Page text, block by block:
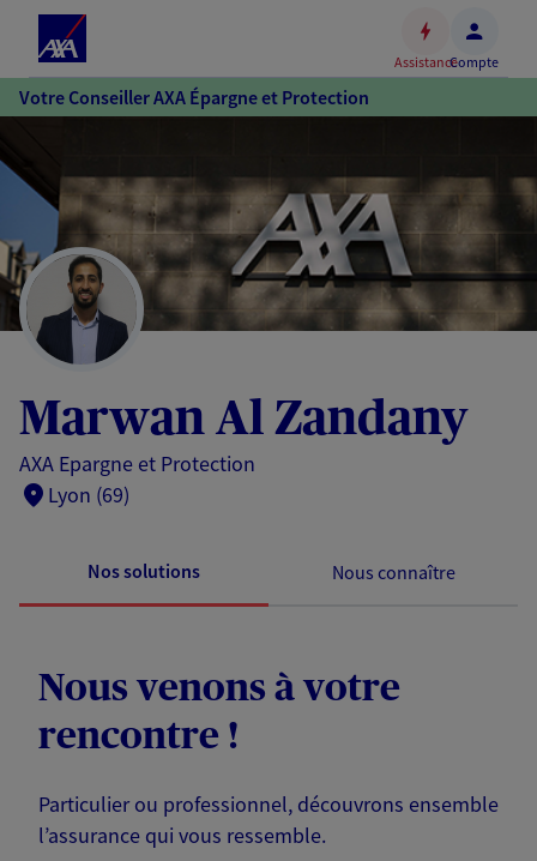
Accéder
au
Accéder
au
pied
de
page
AssistanceCompte
Votre Conseiller AXA Épargne et Protection
Marwan Al Zandany
AXA Epargne et Protection
Lyon (69)
Nos solutions Nous connaître
Nous venons à votre
rencontre !
Particulier ou professionnel, découvrons ensemble
l’assurance qui vous ressemble.